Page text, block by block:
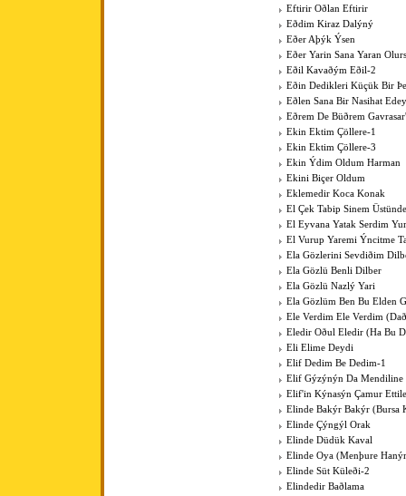
Eftirir Oðlan Eftirir
Eðdim Kiraz Dalýný
Eðer Aþýk Ýsen
Eðer Yarin Sana Yaran
Eðil Kavaðým Eðil-2
Eðin Dedikleri Küçük Bir
Eðlen Sana Bir Nasihat
Eðrem De Büðrem
Ekin Ektim Çöllere-1
Ekin Ektim Çöllere-3
Ekin Ýdim Oldum Harman
Ekini Biçer Oldum
Eklemedir Koca Konak
El Çek Tabip Sinem
El Eyvana Yatak Serdim
El Vurup Yaremi Ýncitme
Ela Gözlerini Sevdiðim
Ela Gözlü Benli Dilber
Ela Gözlü Nazlý Yari
Ela Gözlüm Ben Bu Elden
Ele Verdim Ele Verdim
Eledir Oðul Eledir (Ha Bu
Eli Elime Deydi
Elif Dedim Be Dedim-1
Elif Gýzýnýn Da Mendiline
Elif'in Kýnasýn Çamur
Elinde Bakýr Bakýr (Bursa
Elinde Çýngýl Orak
Elinde Düdük Kaval
Elinde Oya (Menþure
Elinde Süt Küleði-2
Elindedir Baðlama